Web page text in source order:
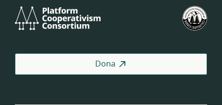
Cooperativism
Dona